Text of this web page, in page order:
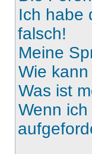
Ich habe
falsch!
Meine
Wie
Was ist
Wenn